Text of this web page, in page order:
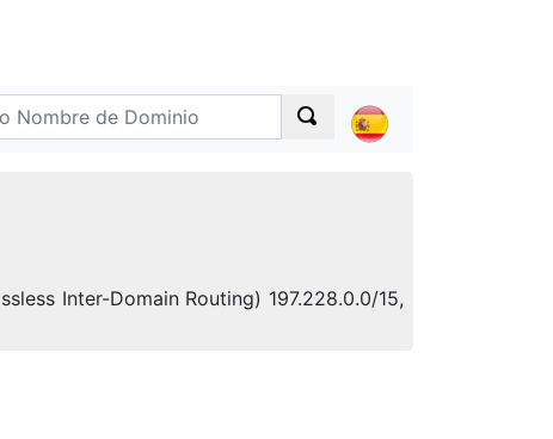
Inter-Domain Routing) 197.228.0.0/15,